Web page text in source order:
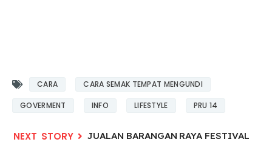
CARA CARA SEMAK TEMPAT MENGUNDI
GOVERMENT INFO LIFESTYLE PRU 14
JUALAN BARANGAN RAYA FESTIVAL